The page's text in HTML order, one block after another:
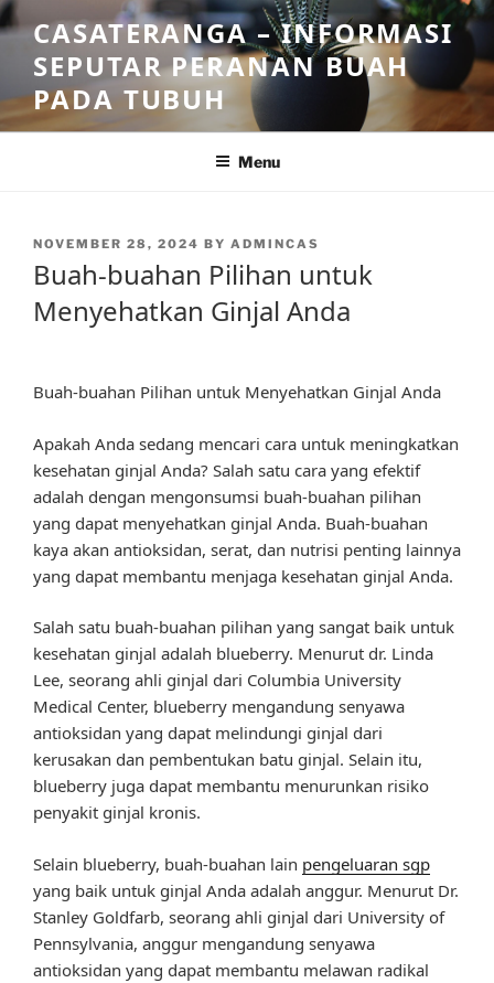
Skip
to
content
CASATERANGA – INFORMASI
SEPUTAR PERANAN BUAH
PADA TUBUH
Menu
POSTED
NOVEMBER 28, 2024 BY ADMINCAS
Buah-buahan Pilihan untuk
Menyehatkan Ginjal Anda
Buah-buahan Pilihan untuk Menyehatkan Ginjal Anda
Apakah Anda sedang mencari cara untuk meningkatkan
kesehatan ginjal Anda? Salah satu cara yang efektif
adalah dengan mengonsumsi buah-buahan pilihan
yang dapat menyehatkan ginjal Anda. Buah-buahan
kaya akan antioksidan, serat, dan nutrisi penting lainnya
yang dapat membantu menjaga kesehatan ginjal Anda.
Salah satu buah-buahan pilihan yang sangat baik untuk
kesehatan ginjal adalah blueberry. Menurut dr. Linda
Lee, seorang ahli ginjal dari Columbia University
Medical Center, blueberry mengandung senyawa
antioksidan yang dapat melindungi ginjal dari
kerusakan dan pembentukan batu ginjal. Selain itu,
blueberry juga dapat membantu menurunkan risiko
penyakit ginjal kronis.
Selain blueberry, buah-buahan lain pengeluaran sgp
yang baik untuk ginjal Anda adalah anggur. Menurut Dr.
Stanley Goldfarb, seorang ahli ginjal dari University of
Pennsylvania, anggur mengandung senyawa
antioksidan yang dapat membantu melawan radikal